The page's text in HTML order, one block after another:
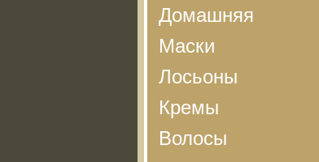
Домашняя
Маски
Лосьоны
Кремы
Волосы